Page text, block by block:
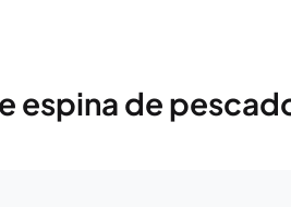
espina de